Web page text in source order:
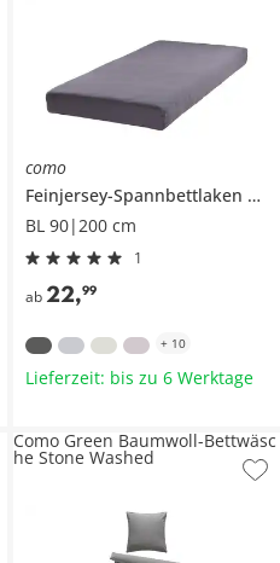
como
Feinjersey-Spannbettlaken
BL 90|200 cm
1
ab 22,99
+ 10
Lieferzeit: bis zu 6 Werktage
Como Green Baumwoll-Bettwäsc
he Stone Washed